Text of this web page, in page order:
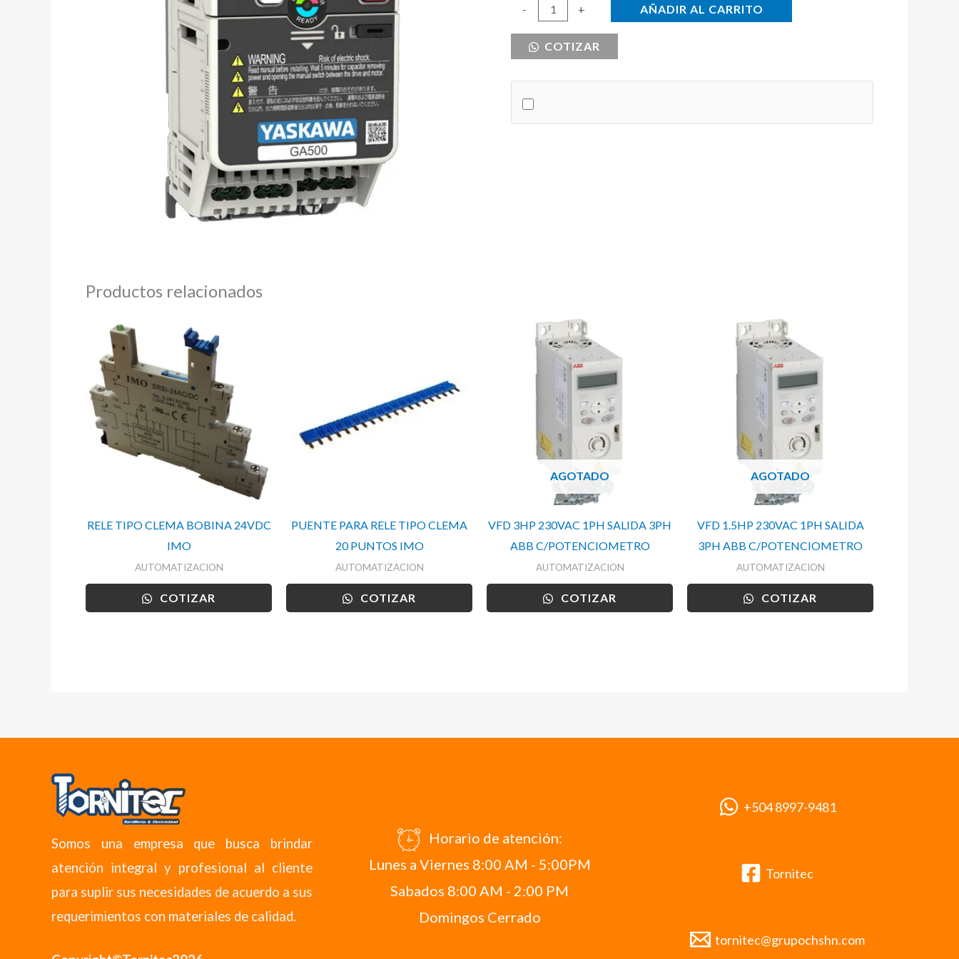
-
480VAC
cantidad
+ AÑADIR AL CARRITO
COTIZAR
Productos relacionados
RELE TIPO CLEMA BOBINA 24VDC
IMO
AUTOMATIZACION
COTIZAR
PUENTE PARA RELE TIPO CLEMA
20 PUNTOS IMO
AUTOMATIZACION
COTIZAR
AGOTADO
VFD 3HP 230VAC 1PH SALIDA 3PH
ABB C/POTENCIOMETRO
AUTOMATIZACION
COTIZAR
AGOTADO
VFD 1.5HP 230VAC 1PH SALIDA
3PH ABB C/POTENCIOMETRO
AUTOMATIZACION
COTIZAR
Somos una empresa que busca brindar
atención integral y profesional al cliente
para suplir sus necesidades de acuerdo a sus
requerimientos con materiales de calidad.
Horario de atención:
Lunes a Viernes 8:00 AM - 5:00PM
Sabados 8:00 AM - 2:00 PM
Domingos Cerrado
+504 8997-9481
Tornitec
tornitec@grupochshn.com